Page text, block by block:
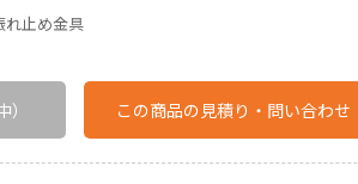
れ止め金具
） この商品の見積り・問い合わせ